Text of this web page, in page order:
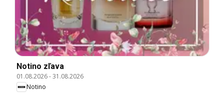
Notino zľava
01.08.2026-31.08.2026
Notino